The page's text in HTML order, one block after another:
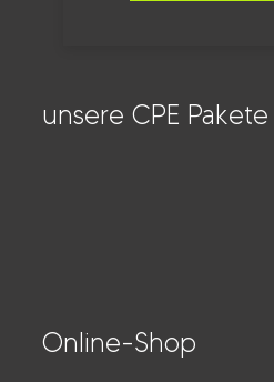
unsere CPE Pakete
Online-Shop